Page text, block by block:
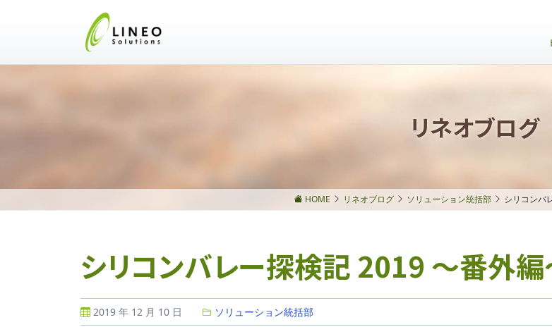
リネオブログ
HOME リネオブログ ソリューション統括部 シリコンバ
シリコンバレー探検記 2019 ～番外
2019 年 12 月 10 日 ソリューション統括部